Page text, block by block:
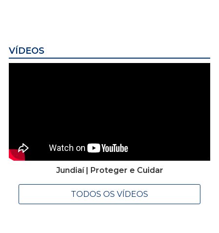
VÍDEOS
Jundiaí | Proteger e Cuidar
TODOS OS VÍDEOS